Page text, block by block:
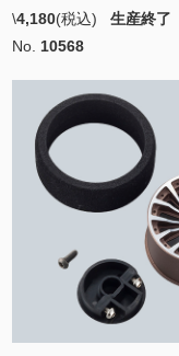
\4,180(税込) 生産終了
No. 10568